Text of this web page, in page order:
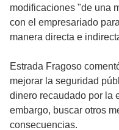
modificaciones "de una
con el empresariado
manera directa e
Estrada Fragoso
mejorar la seguridad
dinero recaudado por la
embargo, buscar otros
consecuencias.